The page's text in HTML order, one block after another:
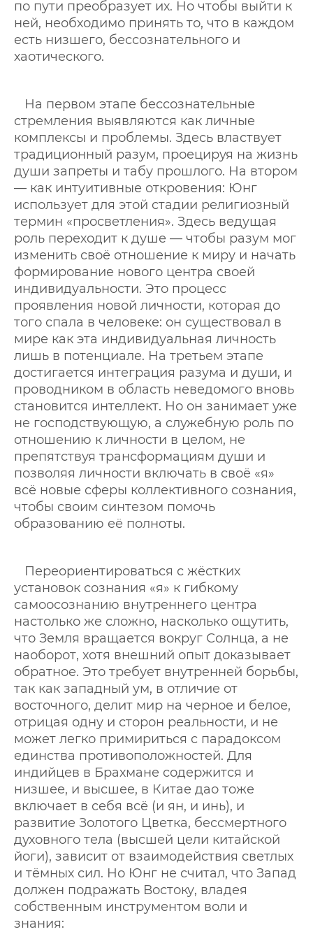
по пути преобразует их. Но чтобы выйти к
ней, необходимо принять то, что в каждом
есть низшего, бессознательного и
хаотического.
На первом этапе бессознательные
стремления выявляются как личные
комплексы и проблемы. Здесь властвует
традиционный разум, проецируя на жизнь
души запреты и табу прошлого. На втором
— как интуитивные откровения: Юнг
использует для этой стадии религиозный
термин «просветления». Здесь ведущая
роль переходит к душе — чтобы разум мог
изменить своё отношение к миру и начать
формирование нового центра своей
индивидуальности. Это процесс
проявления новой личности, которая до
того спала в человеке: он существовал в
мире как эта индивидуальная личность
лишь в потенциале. На третьем этапе
достигается интеграция разума и души, и
проводником в область неведомого вновь
становится интеллект. Но он занимает уже
не господствующую, а служебную роль по
отношению к личности в целом, не
препятствуя трансформациям души и
позволяя личности включать в своё «я»
всё новые сферы коллективного сознания,
чтобы своим синтезом помочь
образованию её полноты.
Переориентироваться с жёстких
установок сознания «я» к гибкому
самоосознанию внутреннего центра
настолько же сложно, насколько ощутить,
что Земля вращается вокруг Солнца, а не
наоборот, хотя внешний опыт доказывает
обратное. Это требует внутренней борьбы,
так как западный ум, в отличие от
восточного, делит мир на черное и белое,
отрицая одну и сторон реальности, и не
может легко примириться с парадоксом
единства противоположностей. Для
индийцев в Брахмане содержится и
низшее, и высшее, в Китае дао тоже
включает в себя всё (и ян, и инь), и
развитие Золотого Цветка, бессмертного
духовного тела (высшей цели китайской
йоги), зависит от взаимодействия светлых
и тёмных сил. Но Юнг не считал, что Запад
должен подражать Востоку, владея
собственным инструментом воли и
знания: